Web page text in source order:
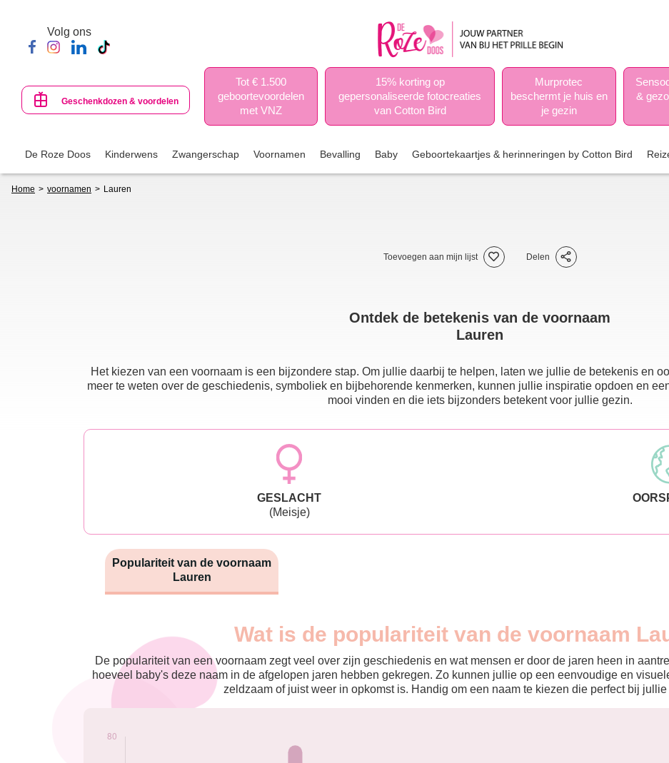
content
Volg ons
Geschenkdozen & voordelen
Tot € 1.500
geboortevoordelen
met VNZ
15% korting op
gepersonaliseerde fotocreaties
van Cotton Bird
Murprotec
beschermt je huis en
je gezin
&
De Roze Doos Kinderwens Zwangerschap Voornamen Bevalling Baby Geboortekaartjes & herinneringen by Cotton Bird
Home voornamen Lauren
Toevoegen aan mijn lijst Delen
Ontdek de betekenis van de voornaam
Lauren
Het kiezen van een voornaam is een bijzondere stap. Om jullie daarbij te helpen, laten we jullie de betekenis en
meer te weten over de geschiedenis, symboliek en bijbehorende kenmerken, kunnen jullie inspiratie opdoen en
mooi vinden en die iets bijzonders betekent voor jullie gezin.
GESLACHT
(Meisje)
Populariteit van de voornaam
Lauren
Wat is de populariteit van de voornaam
De populariteit van een voornaam zegt veel over zijn geschiedenis en wat mensen er door de jaren heen in
hoeveel baby's deze naam in de afgelopen jaren hebben gekregen. Zo kunnen jullie op een eenvoudige en
zeldzaam of juist weer in opkomst is. Handig om een naam te kiezen die perfect bij
2009
54
2010
50
2014
72